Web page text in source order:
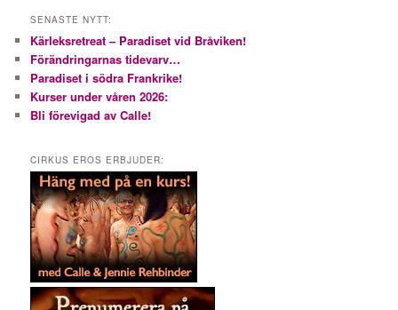
SENASTE NYTT:
Kärleksretreat – Paradiset vid Bråviken!
Förändringarnas tidevarv…
Paradiset i södra Frankrike!
Kurser under våren 2026:
Bli förevigad av Calle!
CIRKUS EROS ERBJUDER: